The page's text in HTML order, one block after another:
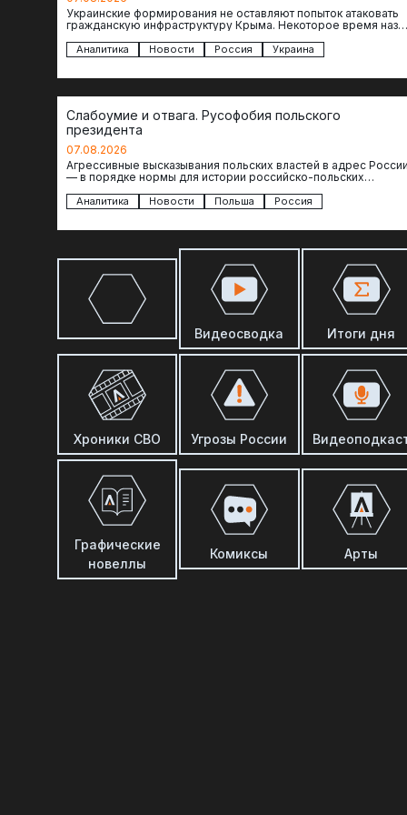
Украинские формирования не оставляют попыток атаковать
гражданскую инфраструктуру Крыма. Некоторое время
Аналитика Новости Россия Украина
Слабоумие и отвага. Русофобия польского
президента
07.08.2026
Агрессивные высказывания польских властей в адрес
— в порядке нормы для истории российско-польских
Аналитика Новости Польша Россия
Видеосводка Итоги дня
Хроники СВО Угрозы России
Графические
новеллы
Комиксы Арты